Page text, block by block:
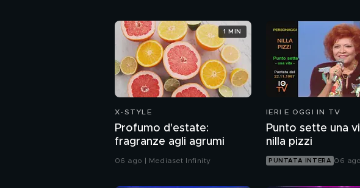
X-STYLE
Profumo d'estate:
fragranze agli agrumi
06 ago | Mediaset Infinity
1 MIN
IERI E OGGI IN TV
Punto sette una
nilla pizzi
PUNTATA INTERA 06